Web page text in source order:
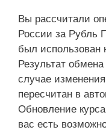
Вы рассчитали
России за Рубль
был использован
Результат
случае
пересчитан в
Обновление
вас есть